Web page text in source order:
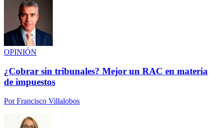
OPINIÓN
¿Cobrar sin tribunales? Mejor un RAC en materia
de impuestos
PorFrancisco Villalobos